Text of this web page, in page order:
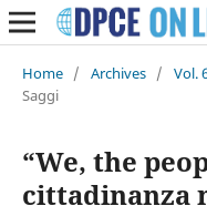
Home / Archives / Vol.
Saggi
“We, the
cittadinanza